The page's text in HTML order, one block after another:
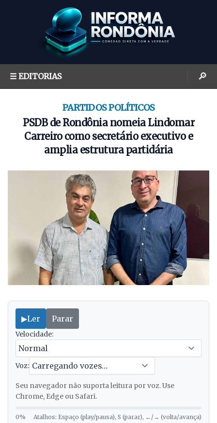
☰ EDITORIAS 🔎
PARTIDOS POLÍTICOS
PSDB de Rondônia nomeia Lindomar
Carreiro como secretário executivo e
amplia estrutura partidária
▶Ler Parar
Velocidade:
Voz:
Seu navegador não suporta leitura por voz. Use
Chrome, Edge ou Safari.
0% Atalhos: Espaço (play/pausa), S (parar), ←/→ (volta/avança)